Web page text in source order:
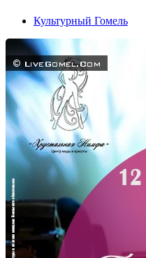
Культурный Гомель